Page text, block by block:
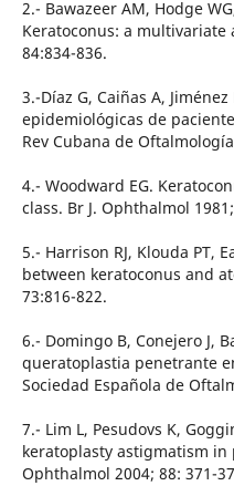
2.- Bawazeer AM, Hodge
Keratoconus: a multivariate
84:834-836.
3.-Díaz G, Caiñas A,
epidemiológicas de
Rev Cubana de
4.- Woodward EG.
class. Br J. Ophthalmol
5.- Harrison RJ, Klouda PT,
between keratoconus and
73:816-822.
6.- Domingo B, Conejero J,
queratoplastia penetrante
Sociedad Española de
7.- Lim L, Pesudovs K,
keratoplasty astigmatism in
Ophthalmol 2004; 88: 371-